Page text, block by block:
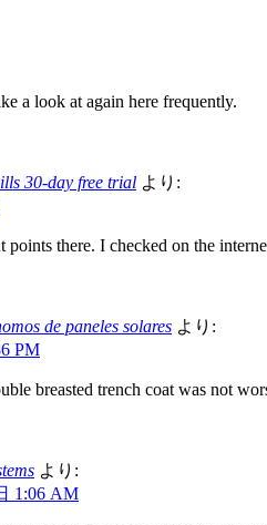
a look at again here frequently.
30-day free trial より:
points there. I checked on the
de paneles solares より:
PM
breasted trench coat was not
より:
1:06 AM